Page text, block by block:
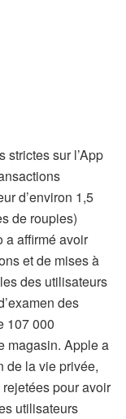
sur l’App
d’environ 1,5
de roupies)
a affirmé avoir
et de mises à
des utilisateurs
des
107 000
magasin. Apple a
de la vie privée,
pour avoir
utilisateurs